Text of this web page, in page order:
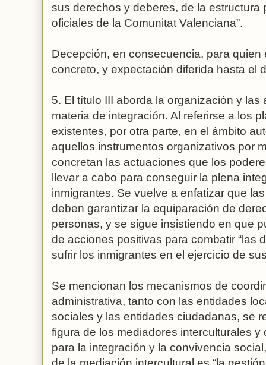
sus derechos y deberes, de la estructura
oficiales de la Comunitat Valenciana”.
Decepción, en consecuencia, para
concreto, y expectación diferida hasta el
5. El título III aborda la organización y
materia de integración. Al referirse a los
existentes, por otra parte, en el ámbito
aquellos instrumentos organizativos por
concretan las actuaciones que los
llevar a cabo para conseguir la plena
inmigrantes. Se vuelve a enfatizar que
deben garantizar la equiparación de
personas, y se sigue insistiendo en que
de acciones positivas para combatir “las
sufrir los inmigrantes en el ejercicio de
Se mencionan los mecanismos de
administrativa, tanto con las entidades
sociales y las entidades ciudadanas, se
figura de los mediadores interculturales
para la integración y la convivencia